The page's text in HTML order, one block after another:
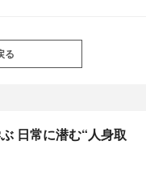
る
日常に潜む“人身取